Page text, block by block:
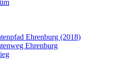
Ehrenburg (2018)
Ehrenburg